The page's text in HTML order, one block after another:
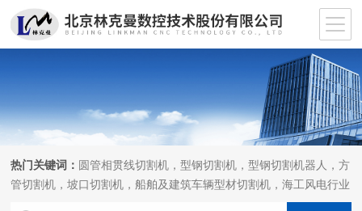
热门关键词： 圆管相贯线切割机，型钢切割机，型钢切割机器人，方
管切割机，坡口切割机，船舶及建筑车辆型材切割机，海工风电行业